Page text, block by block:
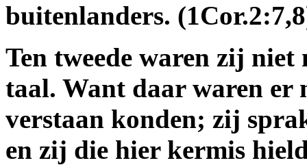
buitenlanders.
Ten tweede waren zij
taal. Want daar waren er
verstaan konden; zij
en zij die hier kermis